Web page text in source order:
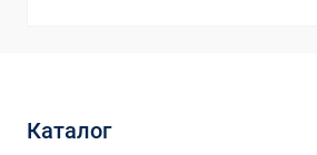
Каталог